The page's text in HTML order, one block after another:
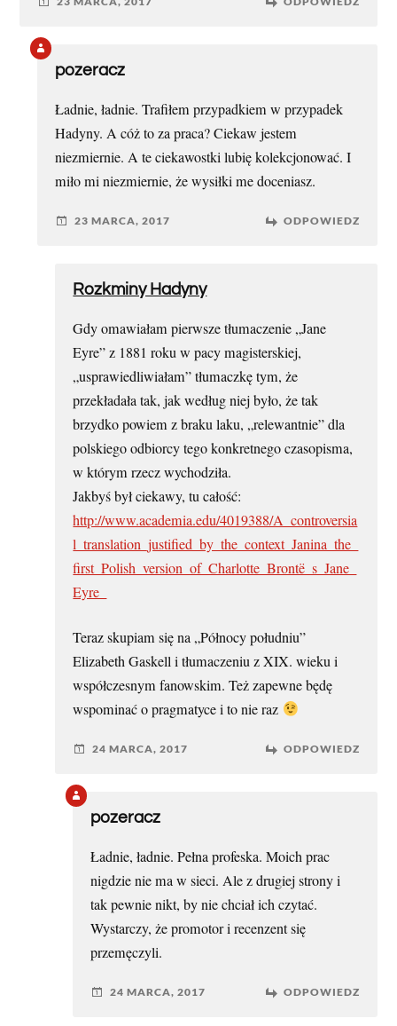
pozeracz
Ładnie, ładnie. Trafiłem przypadkiem w przypadek
Hadyny. A cóż to za praca? Ciekaw jestem
niezmiernie. A te ciekawostki lubię kolekcjonować. I
miło mi niezmiernie, że wysiłki me doceniasz.
23 MARCA, 2017 ODPOWIEDZ
Rozkminy Hadyny
Gdy omawiałam pierwsze tłumaczenie „Jane
Eyre” z 1881 roku w pacy magisterskiej,
„usprawiedliwiałam” tłumaczkę tym, że
przekładała tak, jak według niej było, że tak
brzydko powiem z braku laku, „relewantnie” dla
polskiego odbiorcy tego konkretnego czasopisma,
w którym rzecz wychodziła.
Jakbyś był ciekawy, tu całość:
http://www.academia.edu/4019388/A_controversia
l_translation_justified_by_the_context_Janina_the_
first_Polish_version_of_Charlotte_Brontë_s_Jane_
Eyre_
Teraz skupiam się na „Północy południu”
Elizabeth Gaskell i tłumaczeniu z XIX. wieku i
współczesnym fanowskim. Też zapewne będę
wspominać o pragmatyce i to nie raz
24 MARCA, 2017 ODPOWIEDZ
pozeracz
Ładnie, ładnie. Pełna profeska. Moich prac
nigdzie nie ma w sieci. Ale z drugiej strony i
tak pewnie nikt, by nie chciał ich czytać.
Wystarczy, że promotor i recenzent się
przemęczyli.
24 MARCA, 2017 ODPOWIEDZ